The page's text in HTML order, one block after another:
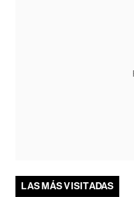
LAS MÁS VISITADAS